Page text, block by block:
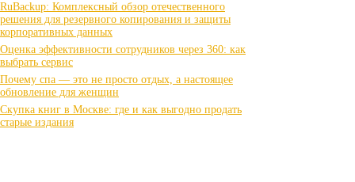
RuBackup: Комплексный обзор отечественного
решения для резервного копирования и защиты
корпоративных данных
Оценка эффективности сотрудников через 360: как
выбрать сервис
Почему спа — это не просто отдых, а настоящее
обновление для женщин
Скупка книг в Москве: где и как выгодно продать
старые издания